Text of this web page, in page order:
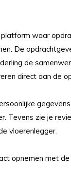
platform waar
De
de
direct aan de
Tevens zie je
vloerenlegger.
opnemen met